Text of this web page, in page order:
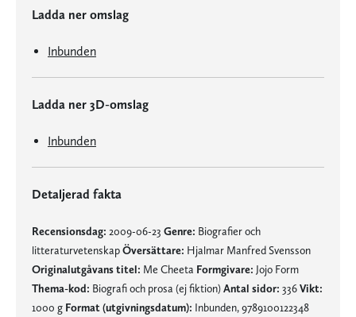
Ladda ner omslag
Inbunden
Ladda ner 3D-omslag
Inbunden
Detaljerad fakta
Recensionsdag: 2009-06-23 Genre: Biografier och
litteraturvetenskapÖversättare: Hjalmar Manfred Svensson
Originalutgåvans titel: Me Cheeta Formgivare: Jojo Form
Thema-kod: Biografi och prosa (ej fiktion)Antal sidor: 336Vikt:
1000 g Format (utgivningsdatum): Inbunden, 9789100122348